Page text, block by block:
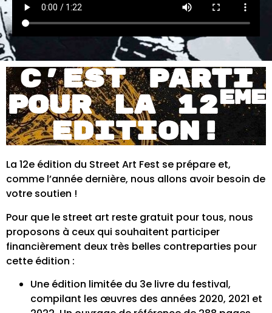
C’EST PARTI
POUR LA 12eme
EDITION!
La 12e édition du Street Art Fest se prépare et,
comme l’année dernière, nous allons avoir besoin de
votre soutien !
Pour que le street art reste gratuit pour tous, nous
proposons à ceux qui souhaitent participer
financièrement deux très belles contreparties pour
cette édition :
Une édition limitée du 3e livre du festival,
compilant les œuvres des années 2020, 2021 et